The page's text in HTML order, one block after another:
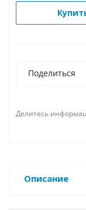
Поделиться
Делитесь
Описание